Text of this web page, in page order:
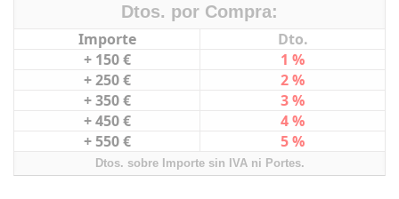
Dtos. por Compra:
Importe
Dto.
+ 150 €
1 %
+ 250 €
2 %
+ 350 €
3 %
+ 450 €
4 %
+ 550 €
5 %
Dtos. sobre Importe sin IVA ni Portes.